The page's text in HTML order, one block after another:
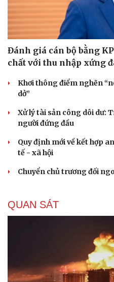
Đánh giá cán bộ bằng
chất với thu nhập xứng
Khơi thông điểm nghẽn
dở”
Xử lý tài sản công dôi dư:
người đứng đầu
Quy định mới về kết hợp
tế - xã hội
Chuyển chủ trương đối
QUAN SÁT